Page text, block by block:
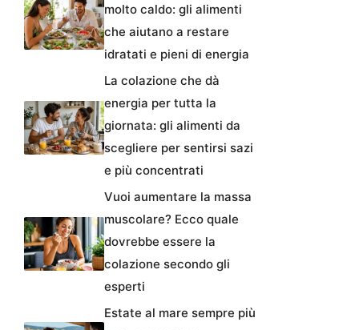
molto caldo: gli alimenti
che aiutano a restare
idratati e pieni di energia
La colazione che dà
energia per tutta la
giornata: gli alimenti da
scegliere per sentirsi sazi
e più concentrati
Vuoi aumentare la massa
muscolare? Ecco quale
dovrebbe essere la
colazione secondo gli
esperti
Estate al mare sempre più